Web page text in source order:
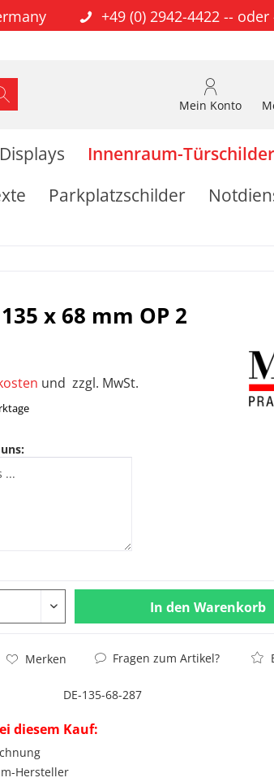
+49 (0) 2942-4422 -- oder
Mein Konto
Displays
Innenraum-Türschilder
Parkplatzschilder
x 68 mm OP 2
und zzgl. MwSt.
In den Warenkorb
Merken Fragen zum Artikel?
DE-135-68-287
diesem Kauf:
Hersteller